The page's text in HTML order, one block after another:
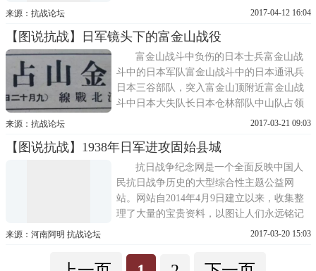
来源：抗战论坛 2017-04-12 16:04
【图说抗战】日军镜头下的富金山战役
富金山战斗中负伤的日本士兵富金山战
斗中的日本军队富金山战斗中的日本通讯兵
日本三谷部队，突入富金山顶附近富金山战
斗中日本大失队长日本仓林部队中山队占领
来源：抗战论坛 2017-03-21 09:03
【图说抗战】1938年日军进攻固始县城
抗日战争纪念网是一个全面反映中国人
民抗日战争历史的大型综合性主题公益网
站。网站自2014年4月9日建立以来，收集整
理了大量的宝贵资料，以图让人们永远铭记
那些为了中华民族的独立和自由而英勇献身
出贡献的先辈，更好地传承和弘扬中国人民
来源：河南阿明 抗战论坛 2017-03-20 15:03